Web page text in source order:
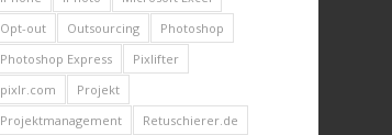
Opt-out
Outsourcing
Photoshop
Photoshop Express
Pixlifter
pixlr.com
Projekt
Projektmanagement
Retuschierer.de